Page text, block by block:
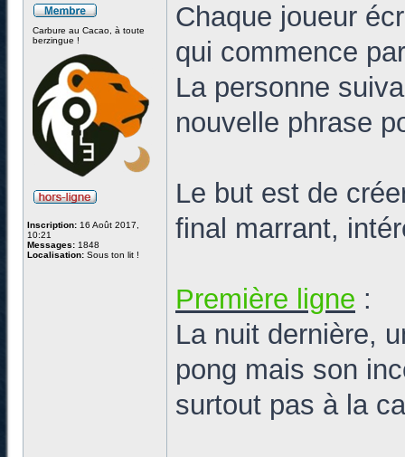
Carbure au Cacao, à toute
berzingue !
Inscription: 16 Août 2017,
10:21
Messages: 1848
Localisation: Sous ton lit !
Chaque joueur
qui commence
La personne
nouvelle phrase
Le but est de
final marrant,
Première ligne :
La nuit dernière,
pong mais son
surtout pas à la